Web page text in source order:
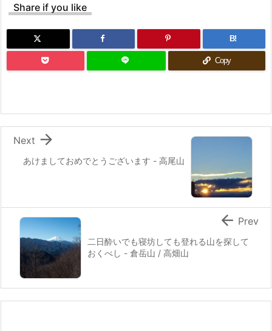
Share if you like
B!
Copy
あけましておめでとうございます - 高尾山

Next
二日酔いでも寝坊しても登れる山を探して
おくべし - 倉岳山 / 高畑山
 Prev